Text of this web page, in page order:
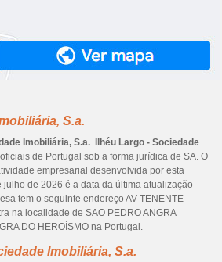
S.a.
Imobiliária, S.a..
Ilhéu Largo - Sociedade
de Portugal sob a forma jurídica de SA. O
empresarial desenvolvida por esta
de 2026 é a data da última atualização
tem o seguinte endereço AV TENENTE
na localidade de SAO PEDRO ANGRA
DO HEROÍSMO na Portugal.
Imobiliária, S.a.